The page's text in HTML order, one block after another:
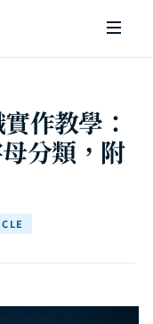
作教學：
分類，附